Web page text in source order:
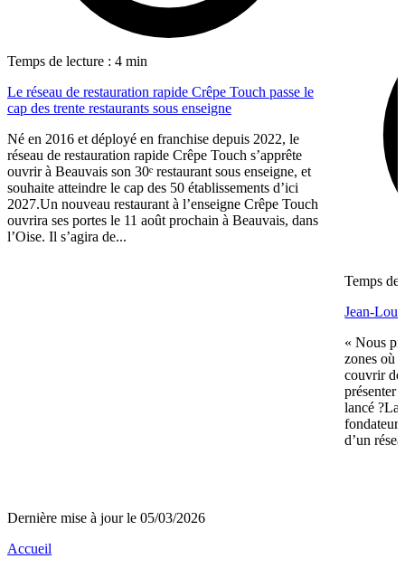
Temps de lecture : 4 min
Le réseau de restauration rapide Crêpe Touch passe le
cap des trente restaurants sous enseigne
Né en 2016 et déployé en franchise depuis 2022, le
réseau de restauration rapide Crêpe Touch s’apprête
ouvrir à Beauvais son 30ᵉ restaurant sous enseigne, et
souhaite atteindre le cap des 50 établissements d’ici
2027.Un nouveau restaurant à l’enseigne Crêpe Touch
ouvrira ses portes le 11 août prochain à Beauvais, dans
l’Oise. Il s’agira de...
Temps de
Jean-
« Nous
zones où
couvrir de
présenter
lancé ?La
d’un
Dernière mise à jour le 05/03/2026
Accueil